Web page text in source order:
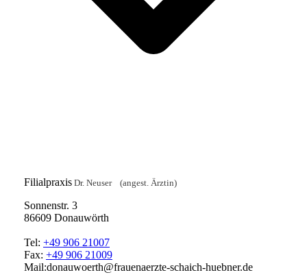
Filialpraxis Dr. Neuser (angest. Ärztin)
Sonnenstr. 3
86609 Donauwörth
Tel: +49 906 21007
Fax: +49 906 21009
Mail:donauwoerth@frauenaerzte-schaich-huebner.de